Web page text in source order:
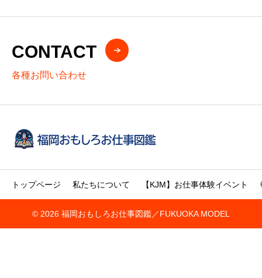
CONTACT
各種お問い合わせ
トップページ 私たちについて 【KJM】お仕事体験イベント
© 2026 福岡おもしろお仕事図鑑／FUKUOKA MODEL